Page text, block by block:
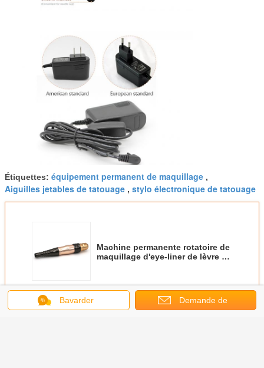
Étiquettes: équipement permanent de maquillage ,
Aiguilles jetables de tatouage , stylo électronique de tatouage
Machine permanente rotatoire de
maquillage d'eye-liner de lèvre de
Continuer
Bavarder Demande de